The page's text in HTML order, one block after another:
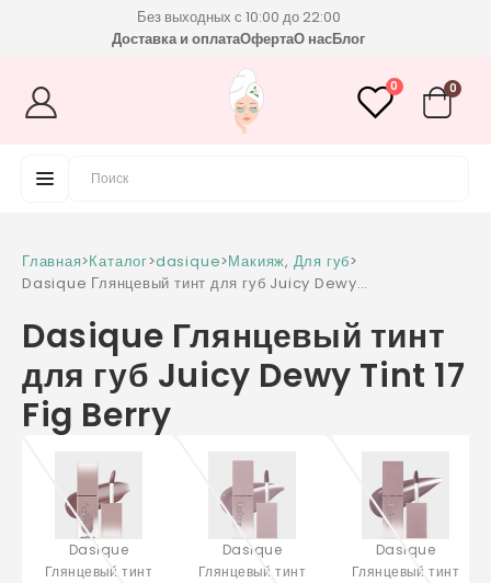
Без выходных с 10:00 до 22:00
Доставка и оплатаОфертаО насБлог
0 0
Главная>Каталог>dasique>Макияж, Для губ>
Dasique Глянцевый тинт для губ Juicy Dewy
Dasique Глянцевый тинт
для губ Juicy Dewy Tint 17
Fig Berry
Dasique
Глянцевый тинт
Dasique
Глянцевый тинт
Dasique
Глянцевый тинт